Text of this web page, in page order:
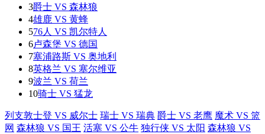
3爵士 VS 森林狼
4雄鹿 VS 黄蜂
576人 VS 凯尔特人
6卢森堡 VS 德国
7塞浦路斯 VS 奥地利
8英格兰 VS 塞尔维亚
9波兰 VS 荷兰
10骑士 VS 猛龙
列支敦士登 VS 威尔士 瑞士 VS 瑞典 爵士 VS 老鹰 魔术 VS 篮
网 森林狼 VS 国王 活塞 VS 公牛 独行侠 VS 太阳 森林狼 VS